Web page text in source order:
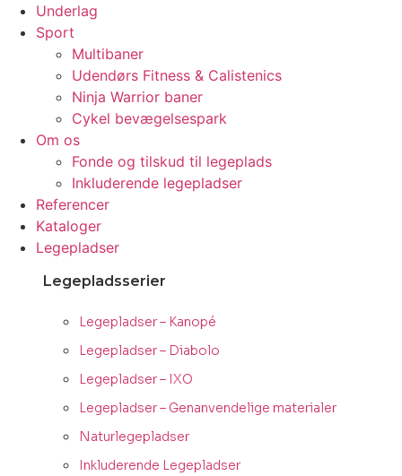
Underlag
Sport
Multibaner
Udendørs Fitness & Calistenics
Ninja Warrior baner
Cykel bevægelsespark
Om os
Fonde og tilskud til legeplads
Inkluderende legepladser
Referencer
Kataloger
Legepladser
Legepladsserier
Legepladser – Kanopé
Legepladser – Diabolo
Legepladser – IXO
Legepladser – Genanvendelige materialer
Naturlegepladser
Inkluderende Legepladser